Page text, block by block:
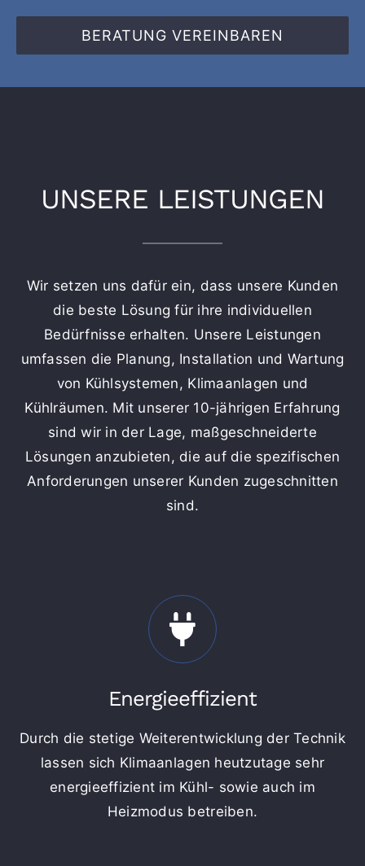
BERATUNG VEREINBAREN
UNSERE LEISTUNGEN
Wir setzen uns dafür ein, dass unsere Kunden
die beste Lösung für ihre individuellen
Bedürfnisse erhalten. Unsere Leistungen
umfassen die Planung, Installation und Wartung
von Kühlsystemen, Klimaanlagen und
Kühlräumen. Mit unserer 10-jährigen Erfahrung
sind wir in der Lage, maßgeschneiderte
Lösungen anzubieten, die auf die spezifischen
Anforderungen unserer Kunden zugeschnitten
sind.
Energieeffizient
Durch die stetige Weiterentwicklung der Technik
lassen sich Klimaanlagen heutzutage sehr
energieeffizient im Kühl- sowie auch im
Heizmodus betreiben.